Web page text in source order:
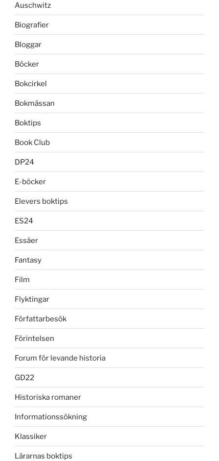
Auschwitz
Biografier
Bloggar
Böcker
Bokcirkel
Bokmässan
Boktips
Book Club
DP24
E-böcker
Elevers boktips
ES24
Essäer
Fantasy
Film
Flyktingar
Författarbesök
Förintelsen
Forum för levande historia
GD22
Historiska romaner
Informationssökning
Klassiker
Lärarnas boktips